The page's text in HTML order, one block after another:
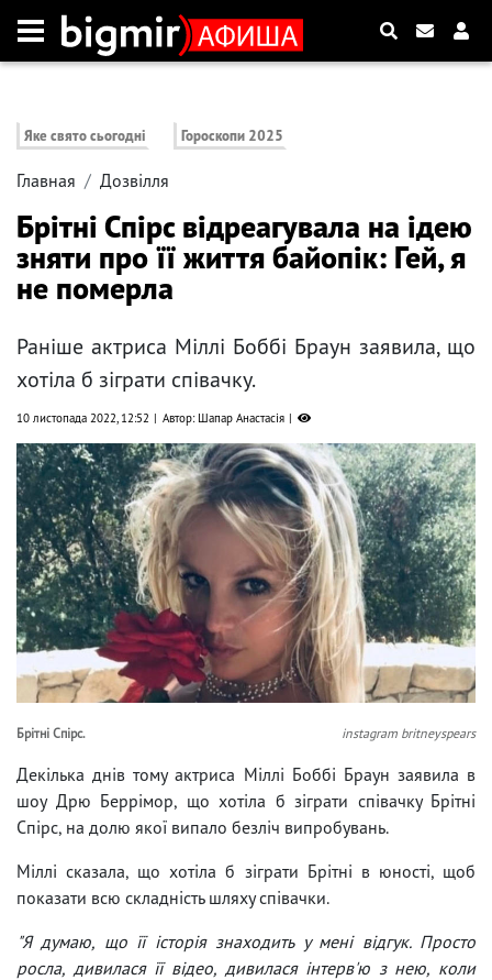
Яке свято сьогодні Гороскопи 2025
Главная Дозвілля
Брітні Спірс відреагувала на ідею
зняти про її життя байопік: Гей, я
не померла
Раніше актриса Міллі Боббі Браун заявила, що
хотіла б зіграти співачку.
10 листопада 2022, 12:52 Автор: Шапар Анастасія
Брітні Спірс. instagram britneyspears
Декілька днів тому актриса Міллі Боббі Браун заявила в
шоу Дрю Беррімор, що хотіла б зіграти співачку Брітні
Спірс, на долю якої випало безліч випробувань.
Міллі сказала, що хотіла б зіграти Брітні в юності, щоб
показати всю складність шляху співачки.
"Я думаю, що її історія знаходить у мені відгук. Просто
росла, дивилася її відео, дивилася інтерв'ю з нею, коли